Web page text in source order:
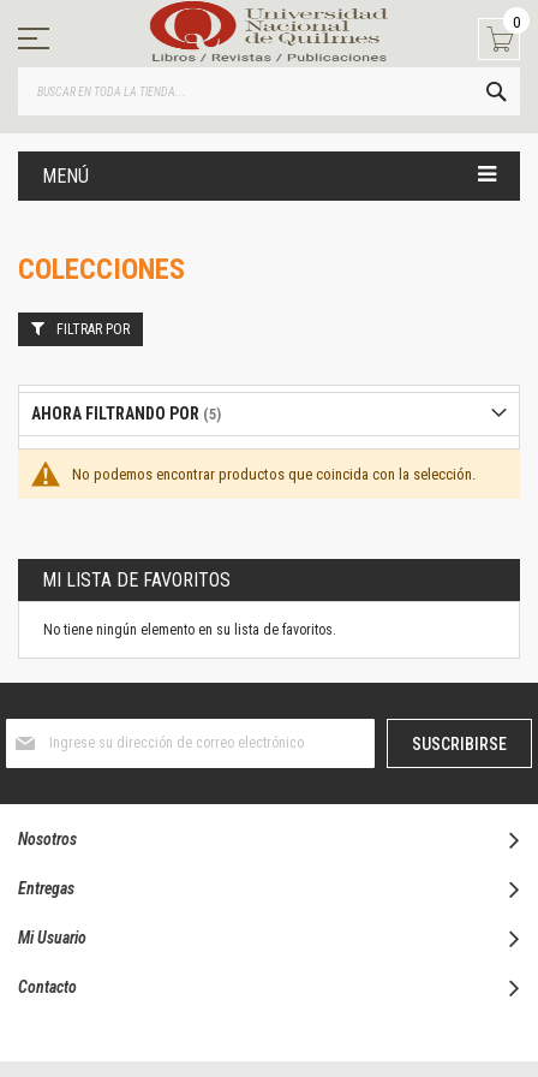
contenido
0
MENÚ
COLECCIONES
No podemos encontrar productos que coincida con la selección.
FILTRAR POR
AHORA FILTRANDO POR
MI LISTA DE FAVORITOS
No tiene ningún elemento en su lista de favoritos.
boletín
SUSCRIBIRSE
Nosotros
Entregas
Mi Usuario
Contacto